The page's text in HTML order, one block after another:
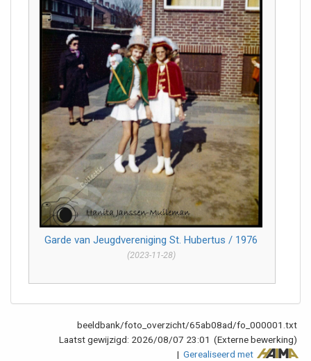
Garde van Jeugdvereniging St. Hubertus / 1976
(2023-11-28)
beeldbank/foto_overzicht/65ab08ad/fo_000001.txt
Laatst gewijzigd: 2026/08/07 23:01 (Externe bewerking)
| Gerealiseerd met